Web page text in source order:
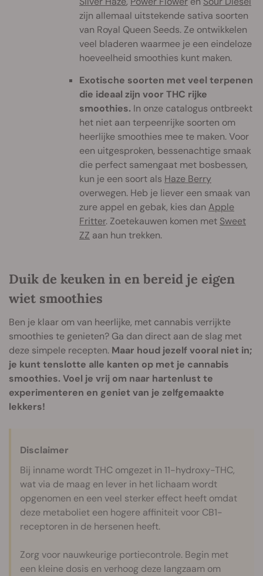
zijn allemaal uitstekende sativa soorten
van Royal Queen Seeds. Ze ontwikkelen
veel bladeren waarmee je een eindeloze
hoeveelheid smoothies kunt maken.
Exotische soorten met veel terpenen
die ideaal zijn voor THC rijke
smoothies. In onze catalogus ontbreekt
het niet aan terpeenrijke soorten om
heerlijke smoothies mee te maken. Voor
een uitgesproken, bessenachtige smaak
die perfect samengaat met bosbessen,
kun je een soort als Haze Berry
overwegen. Heb je liever een smaak van
zure appel en gebak, kies dan Apple
Fritter. Zoetekauwen komen met Sweet
ZZ aan hun trekken.
Duik de keuken in en bereid je eigen
wiet smoothies
Ben je klaar om van heerlijke, met cannabis verrijkte
smoothies te genieten? Ga dan direct aan de slag met
deze simpele recepten. Maar houd jezelf vooral niet in;
je kunt tenslotte alle kanten op met je cannabis
smoothies. Voel je vrij om naar hartenlust te
experimenteren en geniet van je zelfgemaakte
lekkers!
Disclaimer
Bij inname wordt THC omgezet in 11-hydroxy-THC,
wat via de maag en lever in het lichaam wordt
opgenomen en een veel sterker effect heeft omdat
deze metaboliet een hogere affiniteit voor CB1-
receptoren in de hersenen heeft.
Zorg voor nauwkeurige portiecontrole. Begin met
een kleine dosis en verhoog deze langzaam om